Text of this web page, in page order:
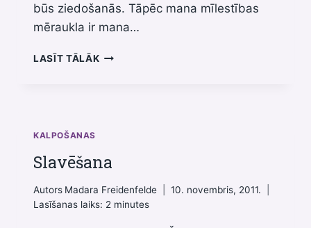
būs ziedošanās. Tāpēc mana mīlestības
mēraukla ir mana…
LASĪT TĀLĀKUPURIS
KALPOŠANAS
Slavēšana
Autors Madara Freidenfelde
10. novembris, 2011.
Lasīšanas laiks: 2 minutes